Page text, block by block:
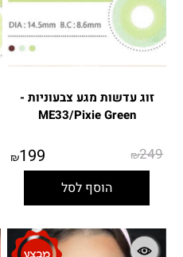
זוג עדשות מגע צבעוניות -
ME33/Pixie Green
₪249
₪199
הוסף לסל